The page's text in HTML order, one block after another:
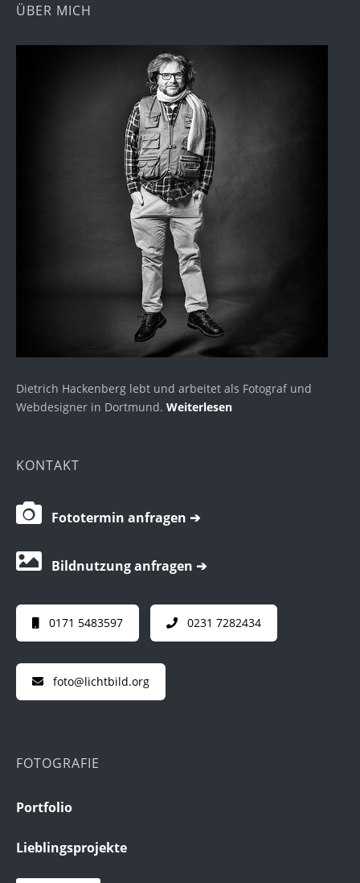
ÜBER MICH
Dietrich Hackenberg lebt und arbeitet als Fotograf und
Webdesigner in Dortmund. Weiterlesen
KONTAKT
Fototermin anfragen ➔
Bildnutzung anfragen ➔
0171 5483597 0231 7282434
foto@lichtbild.org
FOTOGRAFIE
Portfolio
Lieblingsprojekte